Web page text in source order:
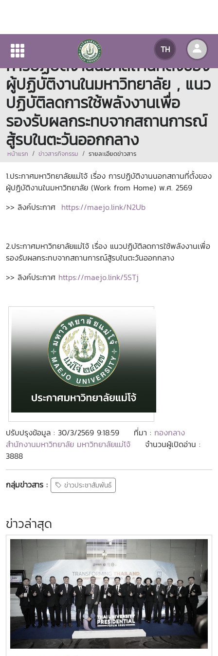
TH
ประกาศมหาวิทยาลัยแม่โจ้เรื่อง
การปฏิบัติงานนอกสถานที่ตั้งของ
ผู้ปฏิบัติงานในมหาวิทยาลัย , แนว
ปฏิบัติลดการใช้พลังงานเพื่อ
รองรับผลกระทบจากสถานการณ์
สู้รบในตะวันออกกลาง
หน้าแรก ข่าวสารกิจกรรม รายละเอียดข่าวสาร
1.ประกาศมหาวิทยาลัยแม่โจ้ เรื่อง การปฏิบัติงานนอกสถานที่ตั้งของ
ผู้ปฏิบัติงานในมหาวิทยาลัย (Work from Home) พ.ศ. 2569
>> ลิงค์ประกาศ https://maejo.link/N2Ub
2.ประกาศมหาวิทยาลัยแม่โจ้ เรื่อง แนวปฏิบัติลดการใช้พลังงานเพื่อ
รองรับผลกระทบจากสถานการณ์สู้รบในตะวันออกกลาง
>> ลิงค์ประกาศ https://maejo.link/5STj
ปรับปรุงข้อมูล : 30/3/2569 9:18:59 ที่มา : กองกลาง
สำนักงานมหาวิทยาลัย มหาวิทยาลัยแม่โจ้
จำนวนผู้เปิดอ่าน :
3888
กลุ่มข่าวสาร : ข่าวประชาสัมพันธ์
ข่าวล่าสุด